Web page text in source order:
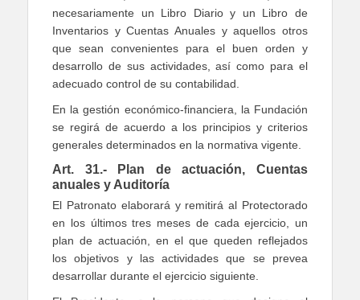
necesariamente un Libro Diario y un Libro de
Inventarios y Cuentas Anuales y aquellos otros
que sean convenientes para el buen orden y
desarrollo de sus actividades, así como para el
adecuado control de su contabilidad.
En la gestión económico-financiera, la Fundación
se regirá de acuerdo a los principios y criterios
generales determinados en la normativa vigente.
Art. 31.- Plan de actuación, Cuentas
anuales y Auditoría
El Patronato elaborará y remitirá al Protectorado
en los últimos tres meses de cada ejercicio, un
plan de actuación, en el que queden reflejados
los objetivos y las actividades que se prevea
desarrollar durante el ejercicio siguiente.